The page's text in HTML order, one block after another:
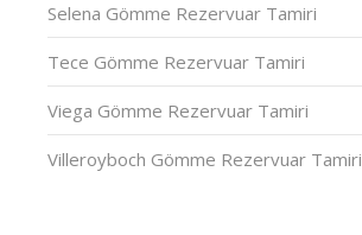
Selena Gömme Rezervuar Tamiri
Tece Gömme Rezervuar Tamiri
Viega Gömme Rezervuar Tamiri
Villeroyboch Gömme Rezervuar Tamiri